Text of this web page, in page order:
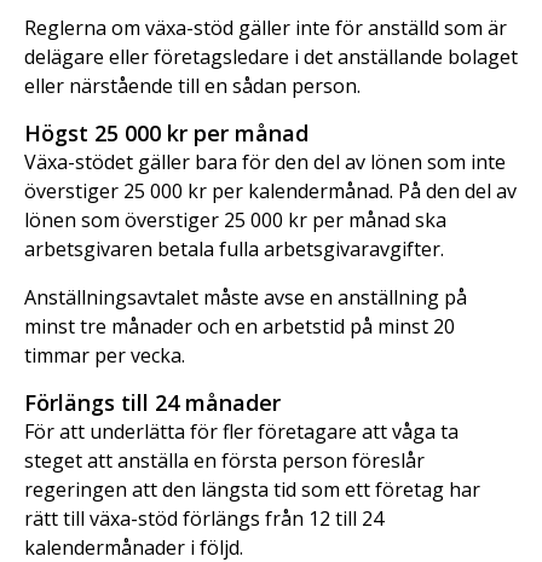
Reglerna om växa-stöd gäller inte för anställd som är
delägare eller företagsledare i det anställande bolaget
eller närstående till en sådan person.
Högst 25 000 kr per månad
Växa-stödet gäller bara för den del av lönen som inte
överstiger 25 000 kr per kalendermånad. På den del av
lönen som överstiger 25 000 kr per månad ska
arbetsgivaren betala fulla arbetsgivaravgifter.
Anställningsavtalet måste avse en anställning på
minst tre månader och en arbetstid på minst 20
timmar per vecka.
Förlängs till 24 månader
För att underlätta för fler företagare att våga ta
steget att anställa en första person föreslår
regeringen att den längsta tid som ett företag har
rätt till växa-stöd förlängs från 12 till 24
kalendermånader i följd.